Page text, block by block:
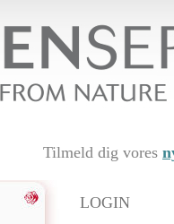
Tilmeld dig vores
LOGIN